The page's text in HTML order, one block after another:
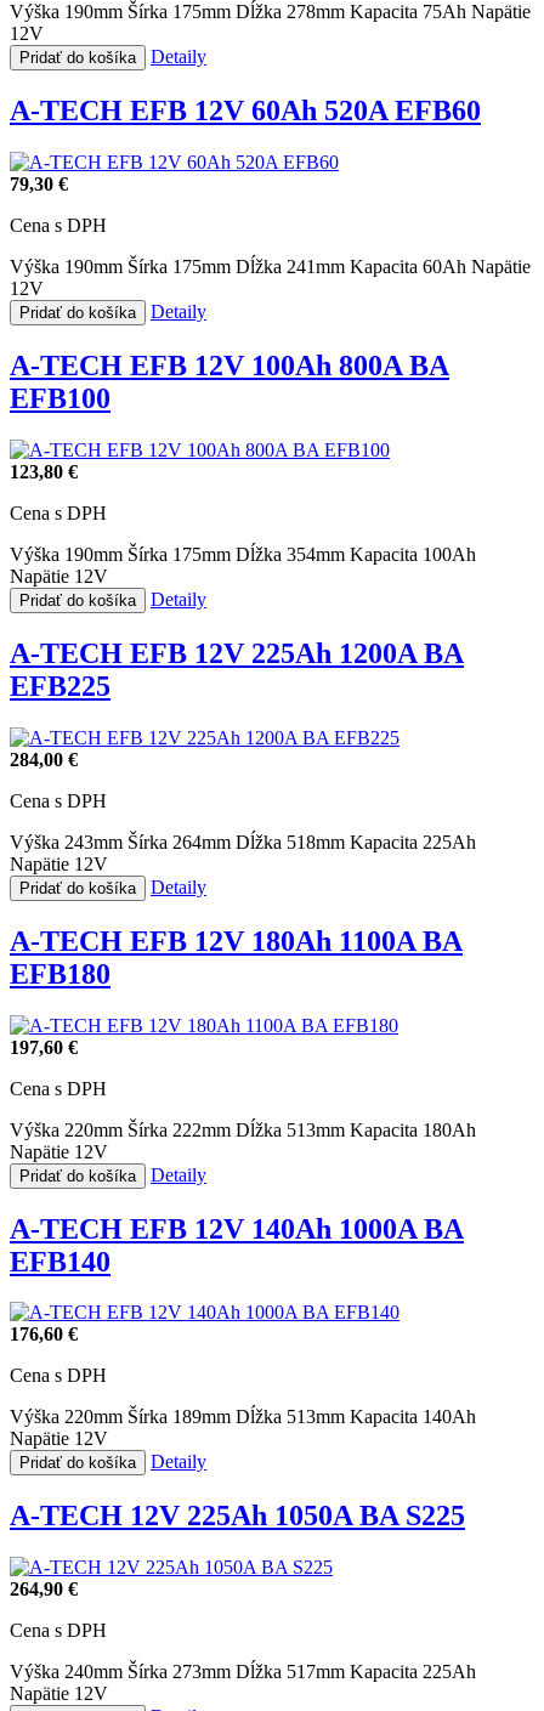
Výška 190mm Šírka 175mm Dĺžka 278mm Kapacita 75Ah Napätie
12V
Pridať do košíka Detaily
A-TECH EFB 12V 60Ah 520A EFB60
79,30 €
Cena s DPH
Výška 190mm Šírka 175mm Dĺžka 241mm Kapacita 60Ah Napätie
12V
Pridať do košíka Detaily
A-TECH EFB 12V 100Ah 800A BA
EFB100
123,80 €
Cena s DPH
Výška 190mm Šírka 175mm Dĺžka 354mm Kapacita 100Ah
Napätie 12V
Pridať do košíka Detaily
A-TECH EFB 12V 225Ah 1200A BA
EFB225
284,00 €
Cena s DPH
Výška 243mm Šírka 264mm Dĺžka 518mm Kapacita 225Ah
Napätie 12V
Pridať do košíka Detaily
A-TECH EFB 12V 180Ah 1100A BA
EFB180
197,60 €
Cena s DPH
Výška 220mm Šírka 222mm Dĺžka 513mm Kapacita 180Ah
Napätie 12V
Pridať do košíka Detaily
A-TECH EFB 12V 140Ah 1000A BA
EFB140
176,60 €
Cena s DPH
Výška 220mm Šírka 189mm Dĺžka 513mm Kapacita 140Ah
Napätie 12V
Pridať do košíka Detaily
A-TECH 12V 225Ah 1050A BA S225
264,90 €
Cena s DPH
Výška 240mm Šírka 273mm Dĺžka 517mm Kapacita 225Ah
Napätie 12V